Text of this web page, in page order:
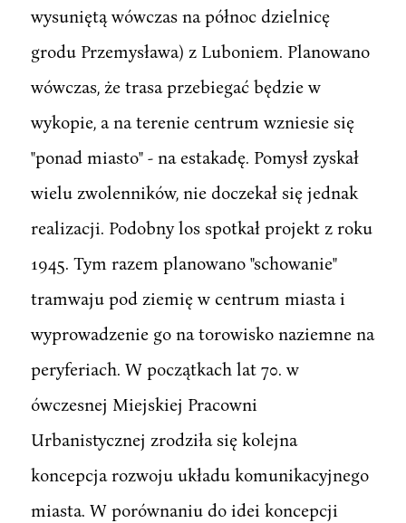
wysuniętą wówczas na północ dzielnicę
grodu Przemysława) z Luboniem. Planowano
wówczas, że trasa przebiegać będzie w
wykopie, a na terenie centrum wzniesie się
"ponad miasto" - na estakadę. Pomysł zyskał
wielu zwolenników, nie doczekał się jednak
realizacji. Podobny los spotkał projekt z roku
1945. Tym razem planowano "schowanie"
tramwaju pod ziemię w centrum miasta i
wyprowadzenie go na torowisko naziemne na
peryferiach. W początkach lat 70. w
ówczesnej Miejskiej Pracowni
Urbanistycznej zrodziła się kolejna
koncepcja rozwoju układu komunikacyjnego
miasta. W porównaniu do idei koncepcji